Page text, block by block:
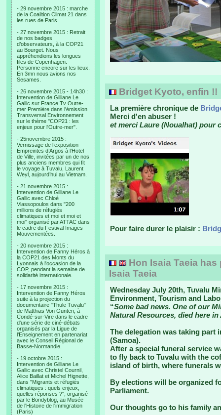
- 29 novembre 2015 : marche
de la Coalition Climat 21 dans
les rues de Paris.
- 27 novembre 2015 : Retrait
de nos badges
d’observateurs, à la COP21
au Bourget. Nous
appréhendions les longues
files de Copenhagen.
Personne encore sur les lieux.
En 3mn nous avions nos
Sesames.
- 26 novembre 2015 - 14h30 :
Intervention de Gilliane Le
Gallic sur France Tv Outre-
mer Première dans l'émission
Transversal Environnement
sur le thème "COP21 : les
enjeux pour l'Outre-mer".
- 25novembre 2015 :
Vernissage de l’exposition
Empreintes d’Argos à l’Hotel
de Ville, invitées par un de nos
plus anciens membres qui fit
le voyage à Tuvalu, Laurent
Weyl, aujourd’hui au Vietnam.
- 21 novembre 2015 :
Intervention de Gilliane Le
Gallic avec Chloé
Vlassopoulos dans "200
millions de réfugiés
climatiques et moi et moi et
moi" organisé par ATTAC dans
le cadre du Festival Images
Mouvementées.
- 20 novembre 2015 :
Intervention de Fanny Héros à
la COP21 des Monts du
Lyonnais à l'occasion de la
COP, pendant la semaine de
solidarité internationale.
- 17 novembre 2015 :
Intervention de Fanny Héros
suite à la projection du
documentaire "Thule Tuvalu"
de Matthias Von Gunten, à
Condé-sur-Vire dans le cadre
d'une série de ciné-débats
organisés par la Ligue de
l'Enseignement en partenariat
avec le Conseil Régional de
Basse-Normandie.
- 19 octobre 2015 :
Intervention de Gilliane Le
Gallic avec Christel Cournil,
Alice Baillat et Michel Hignette,
dans "Migrants et réfugiés
climatiques : quels enjeux,
quelles réponses ?", organisé
par le Bondyblog, au Musée
de l'Histoire de l'immigration
(Paris)
Bridget Kyoto, enfin !!
La première chronique de
Merci d'en abuser !
et merci Laure (Noualhat) pour
Pour faire durer le plaisir :
Hon Isaia Taeia
Isaia Taeia
Wednesday July 20th, Tuvalu
Environment, Tourism and
“Some bad news. One of our
Natural Resources, died here in
The delegation was taking part
(Samoa).
After a special funeral service
to fly back to Tuvalu with the
island of birth, where funerals
By elections will be organized
Parliament.
Our thoughts go to his family